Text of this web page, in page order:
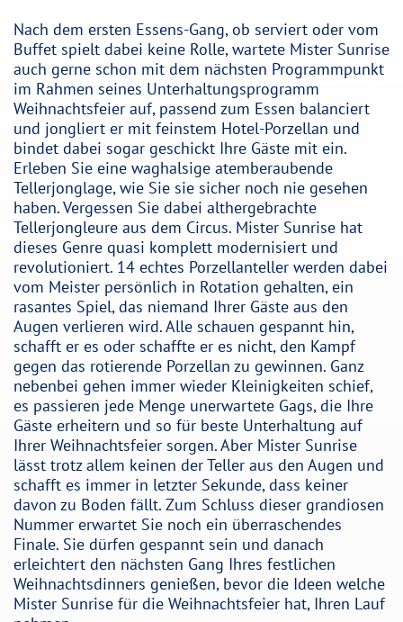
Nach dem ersten Essens-Gang, ob serviert oder vom
Buffet spielt dabei keine Rolle, wartete Mister Sunrise
auch gerne schon mit dem nächsten Programmpunkt
im Rahmen seines Unterhaltungsprogramm
Weihnachtsfeier auf, passend zum Essen balanciert
und jongliert er mit feinstem Hotel-Porzellan und
bindet dabei sogar geschickt Ihre Gäste mit ein.
Erleben Sie eine waghalsige atemberaubende
Tellerjonglage, wie Sie sie sicher noch nie gesehen
haben. Vergessen Sie dabei althergebrachte
Tellerjongleure aus dem Circus. Mister Sunrise hat
dieses Genre quasi komplett modernisiert und
revolutioniert. 14 echtes Porzellanteller werden dabei
vom Meister persönlich in Rotation gehalten, ein
rasantes Spiel, das niemand Ihrer Gäste aus den
Augen verlieren wird. Alle schauen gespannt hin,
schafft er es oder schaffte er es nicht, den Kampf
gegen das rotierende Porzellan zu gewinnen. Ganz
nebenbei gehen immer wieder Kleinigkeiten schief,
es passieren jede Menge unerwartete Gags, die Ihre
Gäste erheitern und so für beste Unterhaltung auf
Ihrer Weihnachtsfeier sorgen. Aber Mister Sunrise
lässt trotz allem keinen der Teller aus den Augen und
schafft es immer in letzter Sekunde, dass keiner
davon zu Boden fällt. Zum Schluss dieser grandiosen
Nummer erwartet Sie noch ein überraschendes
Finale. Sie dürfen gespannt sein und danach
erleichtert den nächsten Gang Ihres festlichen
Weihnachtsdinners genießen, bevor die Ideen welche
Mister Sunrise für die Weihnachtsfeier hat, Ihren Lauf